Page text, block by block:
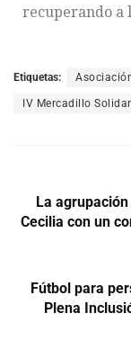
recuperando a
Etiquetas:
IV Mercadillo
La
Cecilia con un
Fútbol para
Plena